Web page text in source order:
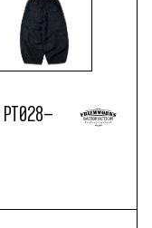
PT028-